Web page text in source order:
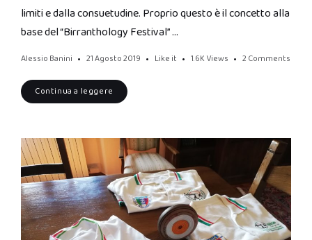
limiti e dalla consuetudine. Proprio questo è il concetto alla
base del “Birranthology Festival” …
Alessio Banini 21 Agosto 2019 Like it 1.6K Views 2 Comments
Continua a leggere